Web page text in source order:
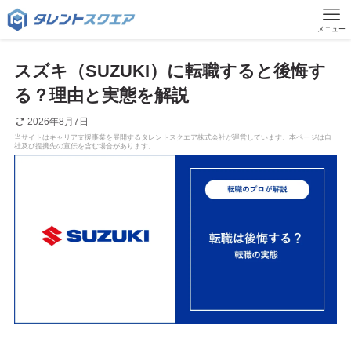
メニュー
スズキ（SUZUKI）に転職すると後悔す
る？理由と実態を解説
2026年8月7日